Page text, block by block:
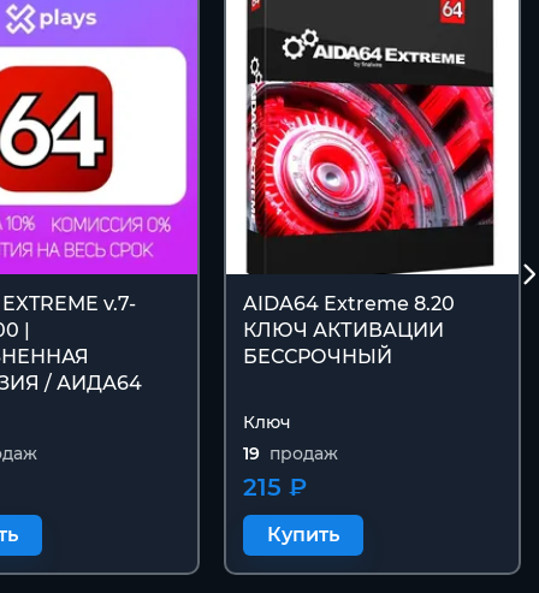
v.7-
|
/ АИДА64
AIDA64 Extreme 8.20
КЛЮЧ АКТИВАЦИИ
БЕССРОЧНЫЙ
Ключ
19 продаж
215 ₽
Купить